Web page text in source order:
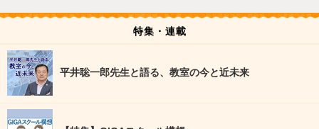
特集・連載
平井聡一郎先生と語る、教室の今と近未来